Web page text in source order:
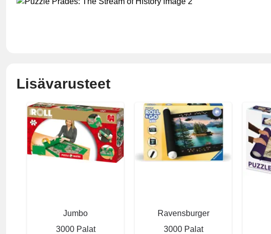
Lisävarusteet
Jumbo
3000 Palat
Ravensburger
3000 Palat